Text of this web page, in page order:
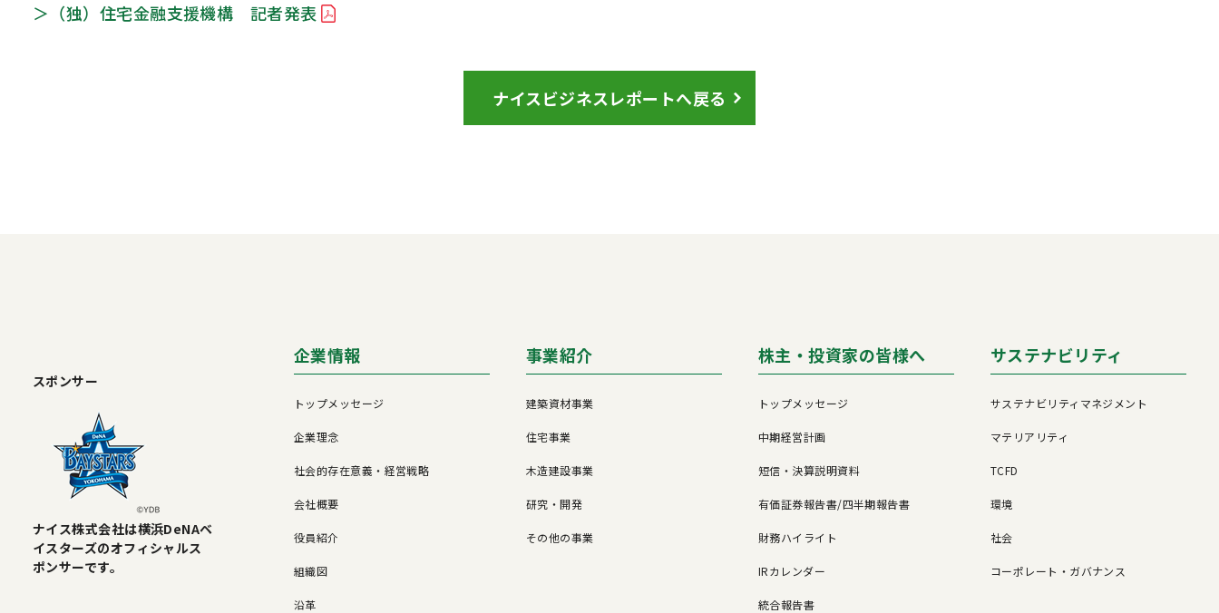
＞（独）住宅金融支援機構 記者発表
ナイスビジネスレポートへ戻る
スポンサー
ナイス株式会社は横浜DeNAベ
イスターズのオフィシャルス
ポンサーです。
企業情報
トップメッセージ
企業理念
社会的存在意義・経営戦略
会社概要
役員紹介
組織図
沿革
事業紹介
建築資材事業
住宅事業
木造建設事業
研究・開発
その他の事業
株主・投資家の皆様へ
トップメッセージ
中期経営計画
短信・決算説明資料
有価証券報告書/四半期報告書
財務ハイライト
IRカレンダー
統合報告書
サステナビリティ
サステナビリティマネジメント
マテリアリティ
TCFD
環境
社会
コーポレート・ガバナンス